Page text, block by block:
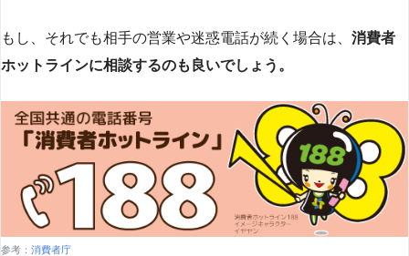
もし、それでも相手の営業や迷惑電話が続く場合は、 消費者
ホットラインに相談するのも良いでしょう。
参考： 消費者庁